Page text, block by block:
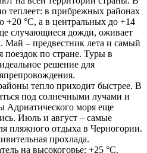
теплеет: в прибрежных районах
+20 °C, а в центральных до +14
случающиеся дожди, оживает
Май – предвестник лета и самый
по стране. Туры в
решение для
тепло приходит быстрее. В
под солнечными лучами и
Адриатического моря еще
Июль и август – самые
пляжного отдыха в Черногории.
прохлада.
на высокогорье: +25 °C.